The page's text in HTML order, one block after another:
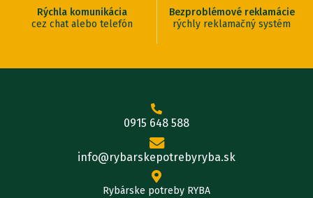
Rýchla komunikácia
cez chat alebo telefón
Bezproblémové reklamácie
rýchly reklamačný systém
0915 648 588
info@rybarskepotrebyryba.sk
Rybárske potreby RYBA